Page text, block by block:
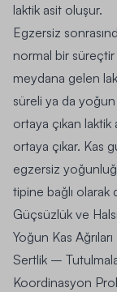
laktik asit oluşur.
Egzersiz
normal bir
meydana gelen
süreli ya da yoğun
ortaya çıkan
ortaya çıkar. Kas
egzersiz
tipine bağlı
Güçsüzlük ve
Yoğun Kas Ağrıları
Sertlik –
Koordinasyon